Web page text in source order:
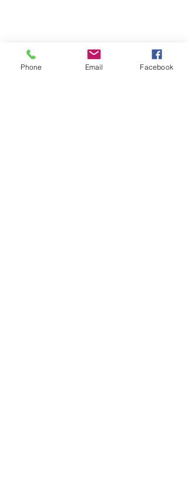
Phone Email Facebook